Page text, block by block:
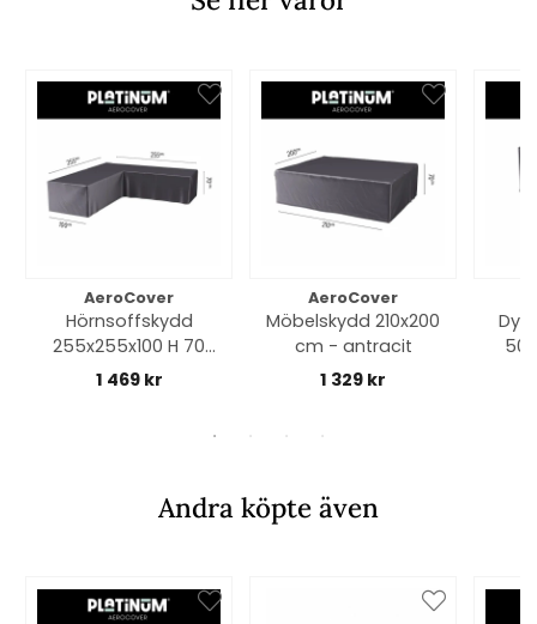
AeroCover
Hörnsoffskydd
255x255x100 H 70
cm - antracit
1 469 kr
AeroCover
Möbelskydd 210x200
cm - antracit
1 329 kr
50
Andra köpte även